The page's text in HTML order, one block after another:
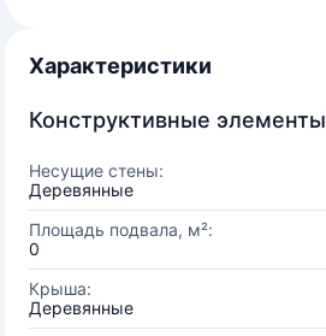
Характеристики
Конструктивные элементы
Несущие стены:
Деревянные
Площадь подвала, м²:
0
Крыша:
Деревянные